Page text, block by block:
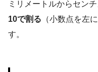
ミリメートルからセン
10で割る （小数点を左
す。